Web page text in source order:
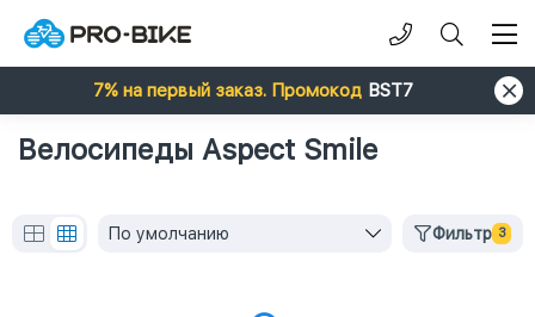
7% на первый заказ. Промокод BST7
Велосипеды Aspect Smile
По умолчанию Фильтр 3